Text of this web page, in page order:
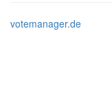
votemanager.de